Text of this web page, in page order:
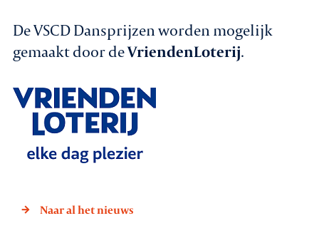
De VSCD Dansprijzen worden mogelijk
gemaakt door deVriendenLoterij.
Naar al het nieuws